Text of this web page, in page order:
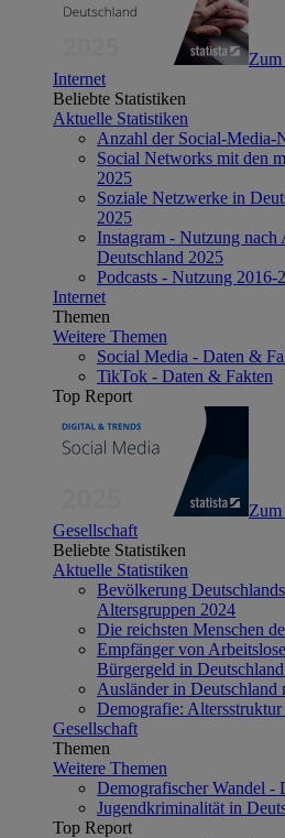
Zum
Internet
Beliebte Statistiken
Aktuelle Statistiken
Anzahl der Social-Media-
Social Networks mit den
2025
Soziale Netzwerke in
2025
Instagram - Nutzung nach
Deutschland 2025
Podcasts - Nutzung 2016-
Internet
Themen
Weitere Themen
Social Media - Daten &
TikTok - Daten & Fakten
Top Report
Zum
Gesellschaft
Beliebte Statistiken
Aktuelle Statistiken
Bevölkerung
Altersgruppen 2024
Die reichsten Menschen
Empfänger von
Bürgergeld in
Ausländer in Deutschland
Demografie:
Gesellschaft
Themen
Weitere Themen
Demografischer Wandel -
Jugendkriminalität in
Top Report